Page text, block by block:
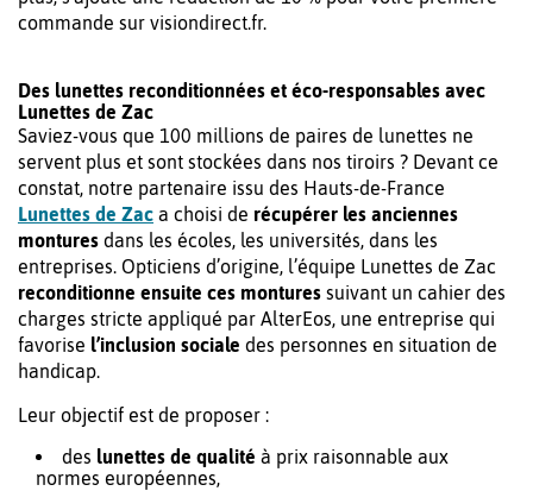
commande sur visiondirect.fr.
Des lunettes reconditionnées et éco-responsables avec
Lunettes de Zac
Saviez-vous que 100 millions de paires de lunettes ne
servent plus et sont stockées dans nos tiroirs ? Devant ce
constat, notre partenaire issu des Hauts-de-France
Lunettes de Zac a choisi de récupérer les anciennes
montures dans les écoles, les universités, dans les
entreprises. Opticiens d’origine, l’équipe Lunettes de Zac
reconditionne ensuite ces montures suivant un cahier des
charges stricte appliqué par AlterEos, une entreprise qui
favorise l’inclusion sociale des personnes en situation de
handicap.
Leur objectif est de proposer :
des lunettes de qualité à prix raisonnable aux
normes européennes,